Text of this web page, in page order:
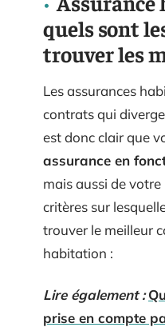
quels sont
trouver les
Les assurances
contrats qui
est donc clair que
assurance en
mais aussi de
critères sur
trouver le meilleur
habitation :
Lire également :
prise en compte